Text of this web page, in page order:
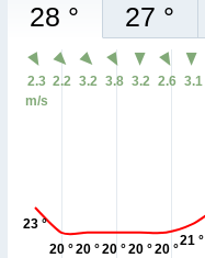
28 ° 27 °
23 °
20 °20 °20 °20 °20 °
21 °
2.3
m/s
2.2 3.2 3.8 3.2 2.6 3.1